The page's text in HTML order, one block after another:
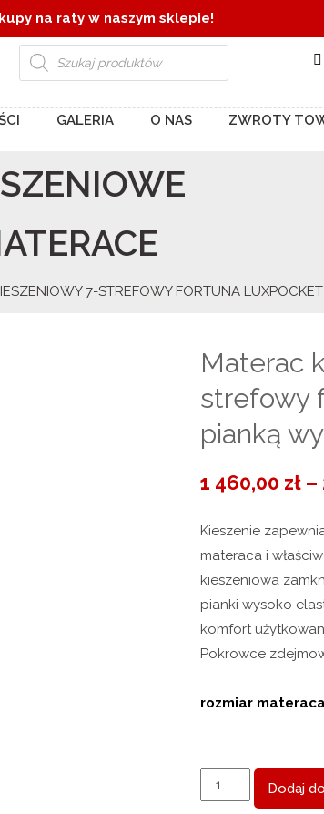
na raty w naszym sklepie!
Wyszukiwarka
produktów
GALERIA O NAS ZWROTY
7-STREFOWY FORTUNA
Materac
strefowy
pianką
1 460,00 zł –
Kieszenie
materaca i
kieszeniowa
pianki wysoko
komfort
Pokrowce
rozmiar materaca
ilość
Materac
Dodaj